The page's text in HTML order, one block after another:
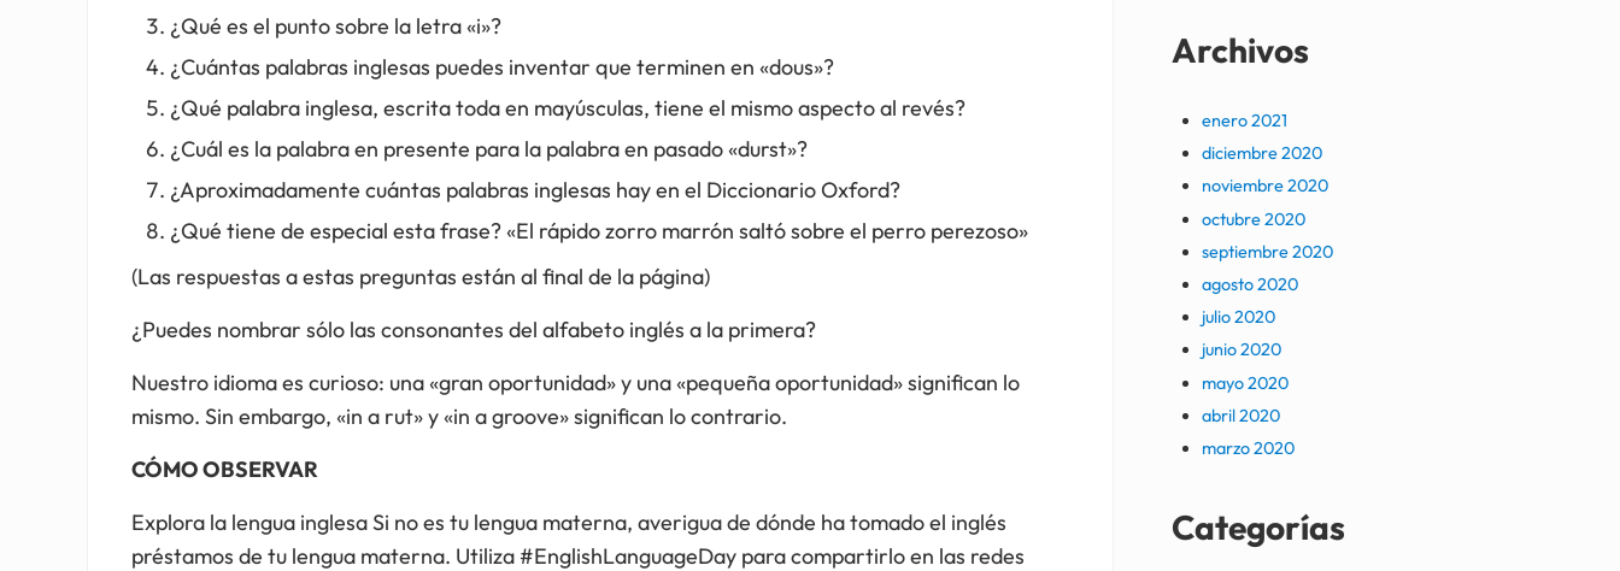
¿Qué es el punto sobre la letra «i»?
¿Cuántas palabras inglesas puedes inventar que terminen en «dous»?
¿Qué palabra inglesa, escrita toda en mayúsculas, tiene el mismo aspecto al revés?
¿Cuál es la palabra en presente para la palabra en pasado «durst»?
¿Aproximadamente cuántas palabras inglesas hay en el Diccionario Oxford?
¿Qué tiene de especial esta frase? «El rápido zorro marrón saltó sobre el perro perezoso»
(Las respuestas a estas preguntas están al final de la página)
¿Puedes nombrar sólo las consonantes del alfabeto inglés a la primera?
Nuestro idioma es curioso: una «gran oportunidad» y una «pequeña oportunidad» significan lo
mismo. Sin embargo, «in a rut» y «in a groove» significan lo contrario.
CÓMO OBSERVAR
Explora la lengua inglesa Si no es tu lengua materna, averigua de dónde ha tomado el inglés
préstamos de tu lengua materna. Utiliza #EnglishLanguageDay para compartirlo en las redes
Archivos
enero 2021
diciembre 2020
noviembre 2020
octubre 2020
septiembre 2020
agosto 2020
julio 2020
junio 2020
mayo 2020
abril 2020
marzo 2020
Categorías